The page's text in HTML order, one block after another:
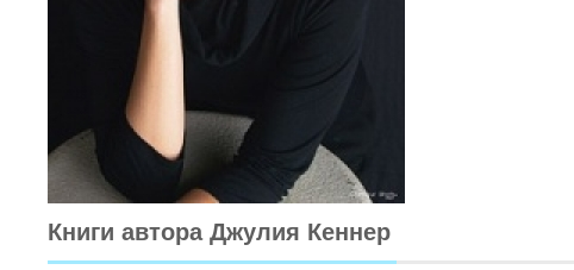
Книги автора Джулия Кеннер